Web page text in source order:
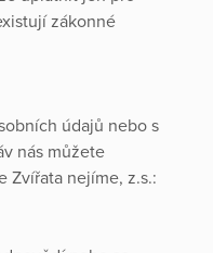
zákonné
údajů nebo s
nás můžete
Zvířata nejíme, z.s.: